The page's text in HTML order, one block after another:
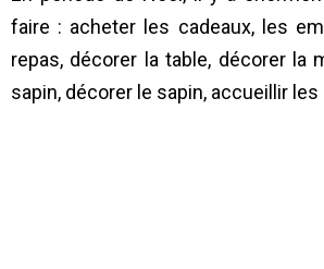
faire : acheter les cadeaux, les
repas, décorer la table, décorer la
sapin, décorer le sapin, accueillir